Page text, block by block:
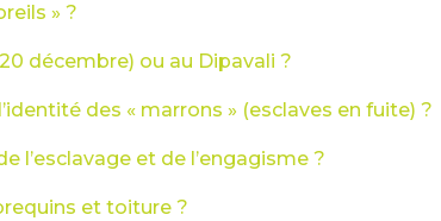
» ?
décembre) ou au Dipavali ?
des « marrons » (esclaves en fuite) ?
l’esclavage et de l’engagisme ?
et toiture ?